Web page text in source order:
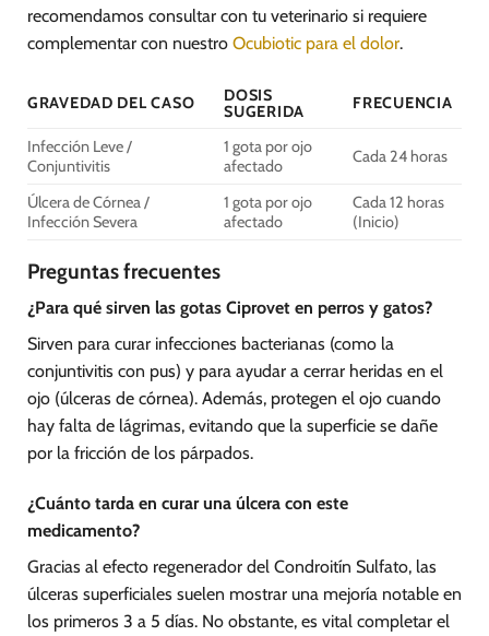
recomendamos consultar con tu veterinario si requiere
complementar con nuestro Ocubiotic para el dolor.
GRAVEDAD DEL CASO
DOSIS
SUGERIDA
FRECUENCIA
Infección Leve /
Conjuntivitis
1 gota por ojo
afectado
Cada 24 horas
Úlcera de Córnea /
Infección Severa
1 gota por ojo
afectado
Cada 12 horas
(Inicio)
Preguntas frecuentes
¿Para qué sirven las gotas Ciprovet en perros y gatos?
Sirven para curar infecciones bacterianas (como la
conjuntivitis con pus) y para ayudar a cerrar heridas en el
ojo (úlceras de córnea). Además, protegen el ojo cuando
hay falta de lágrimas, evitando que la superficie se dañe
por la fricción de los párpados.
¿Cuánto tarda en curar una úlcera con este
medicamento?
Gracias al efecto regenerador del Condroitín Sulfato, las
úlceras superficiales suelen mostrar una mejoría notable en
los primeros 3 a 5 días. No obstante, es vital completar el